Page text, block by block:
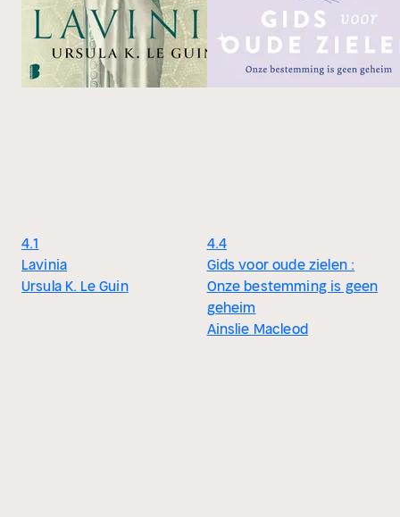
4.1
Lavinia
Ursula K. Le Guin
4.4
Gids voor oude zielen :
Onze bestemming is geen
geheim
Ainslie Macleod